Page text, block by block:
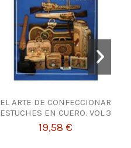
EL ARTE DE CONFECCIONAR
ESTUCHES EN CUERO. VOL.3
19,58 €